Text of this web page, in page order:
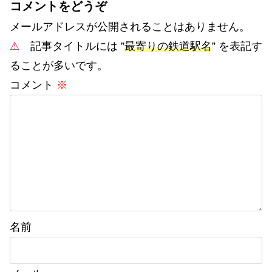
コメントをどうぞ
メールアドレスが公開されることはありません。
⚠ 記事タイトルには ”最寄りの鉄道駅名” を表記す
ることが多いです。
コメント ※
名前